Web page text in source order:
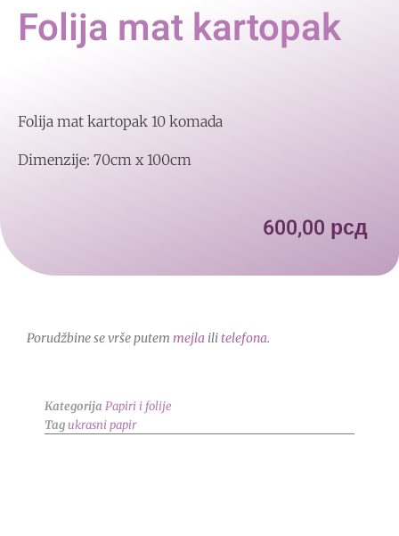
Folija mat kartopak
Folija mat kartopak 10 komada
Dimenzije: 70cm x 100cm
600,00 рсд
Porudžbine se vrše putem mejla ilitelefona.
Kategorija Papiri i folije
Tagukrasni papir